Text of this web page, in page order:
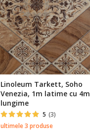
Linoleum Tarkett, Soho
Venezia, 1m latime cu 4m
lungime
5 (3)
ultimele 3 produse